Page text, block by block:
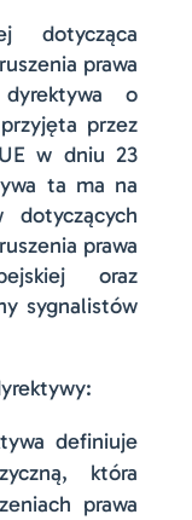
dotycząca
prawa
o
przez
w dniu 23
ta ma na
dotyczących
prawa
oraz
sygnalistów
definiuje
która
prawa